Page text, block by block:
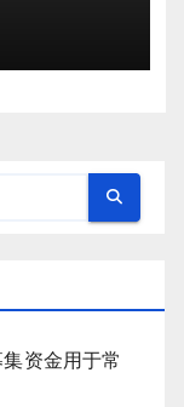
资金用于常